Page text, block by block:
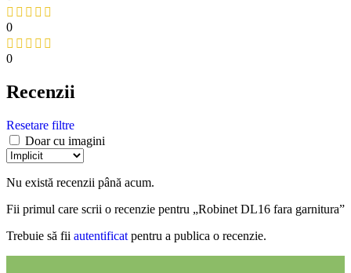
0
0
Recenzii
Resetare filtre
Doar cu imagini
Nu există recenzii până acum.
Fii primul care scrii o recenzie pentru „Robinet DL16 fara garnitura”
Trebuie să fii autentificat pentru a publica o recenzie.